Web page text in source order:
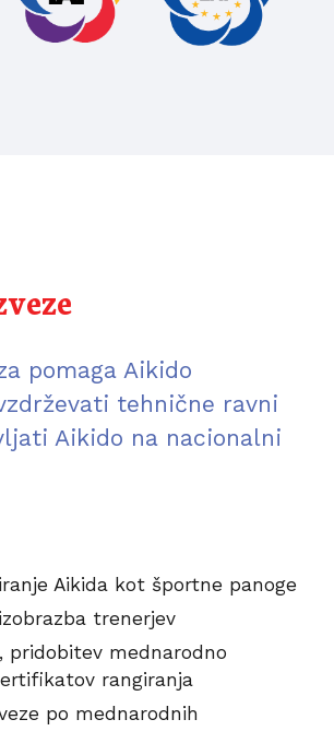
pomaga Aikido
tehnične ravni
Aikido na nacionalni
Aikida kot športne panoge
trenerjev
pridobitev mednarodno
rangiranja
po mednarodnih